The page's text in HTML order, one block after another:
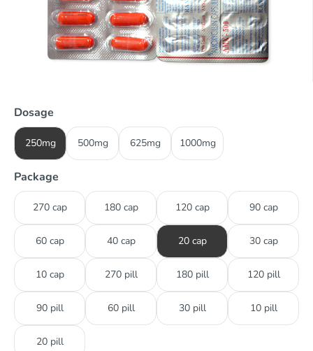
Dosage
250mg 500mg 625mg 1000mg
Package
270 cap 180 cap 120 cap 90 cap
60 cap 40 cap 20 cap 30 cap
10 cap 270 pill 180 pill 120 pill
90 pill 60 pill 30 pill 10 pill
20 pill